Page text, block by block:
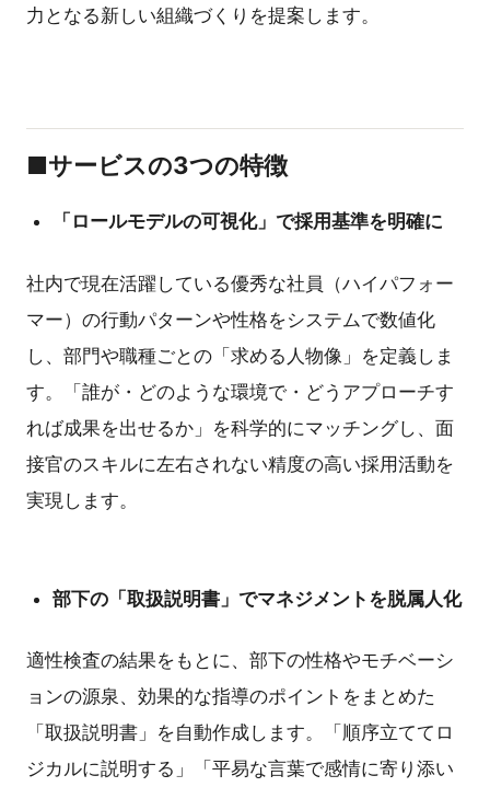
力となる新しい組織づくりを提案します。
■サービスの3つの特徴
「ロールモデルの可視化」で採用基準を明確に
社内で現在活躍している優秀な社員（ハイパフォー
マー）の行動パターンや性格をシステムで数値化
し、部門や職種ごとの「求める人物像」を定義しま
す。「誰が・どのような環境で・どうアプローチす
れば成果を出せるか」を科学的にマッチングし、面
接官のスキルに左右されない精度の高い採用活動を
実現します。
部下の「取扱説明書」でマネジメントを脱属人化
適性検査の結果をもとに、部下の性格やモチベーシ
ョンの源泉、効果的な指導のポイントをまとめた
「取扱説明書」を自動作成します。「順序立ててロ
ジカルに説明する」「平易な言葉で感情に寄り添い